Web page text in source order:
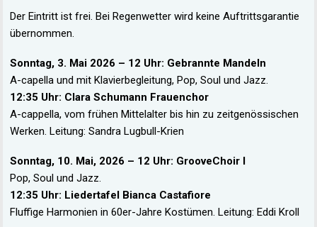
Der Eintritt ist frei. Bei Regenwetter wird keine Auftrittsgarantie
übernommen.
Sonntag, 3. Mai 2026 – 12 Uhr: Gebrannte Mandeln
A-capella und mit Klavierbegleitung, Pop, Soul und Jazz.
12:35 Uhr: Clara Schumann Frauenchor
A-cappella, vom frühen Mittelalter bis hin zu zeitgenössischen
Werken. Leitung: Sandra Lugbull-Krien
Sonntag, 10. Mai, 2026 – 12 Uhr: GrooveChoir I
Pop, Soul und Jazz.
12:35 Uhr: Liedertafel Bianca Castafiore
Fluffige Harmonien in 60er-Jahre Kostümen. Leitung: Eddi Kroll